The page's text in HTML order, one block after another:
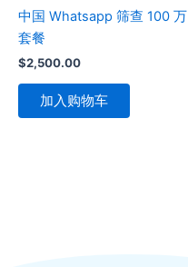
中国 Whatsapp 筛查 100 万
套餐
$2,500.00
加入购物车